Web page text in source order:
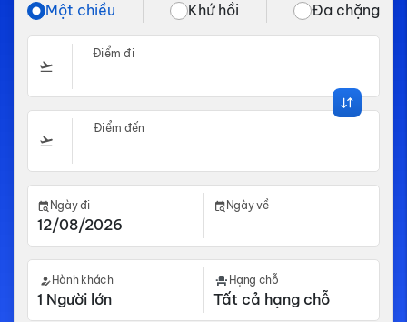
Một chiều Khứ hồi Đa chặng
Điểm đi
Điểm đến
Ngày đi Ngày về
Hành khách Hạng chỗ